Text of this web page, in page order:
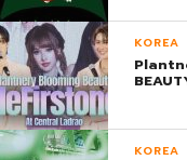
KOREA
KOREA